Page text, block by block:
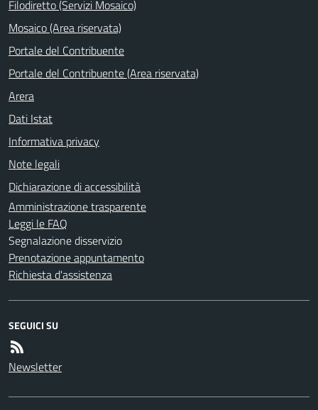
Filodiretto (Servizi Mosaico)
Mosaico (Area riservata)
Portale del Contribuente
Portale del Contribuente (Area riservata)
Arera
Dati Istat
Informativa privacy
Note legali
Dichiarazione di accessibilità
Amministrazione trasparente
Leggi le FAQ
Segnalazione disservizio
Prenotazione appuntamento
Richiesta d'assistenza
SEGUICI SU
Newsletter